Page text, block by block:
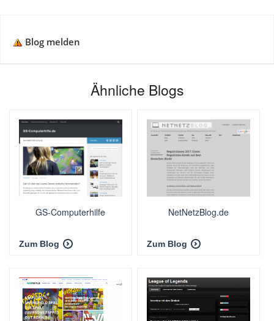
Blog melden
Ähnliche Blogs
GS-Computerhilfe
Zum Blog
NetNetzBlog.de
Zum Blog